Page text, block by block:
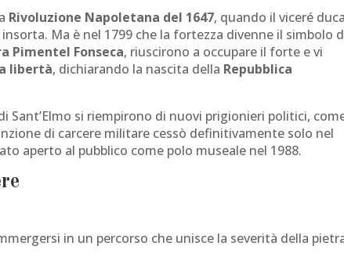
Rivoluzione Napoletana del 1647, quando il viceré duca
Ma è nel 1799 che la fortezza divenne il simbolo
Pimentel Fonseca, riuscirono a occupare il forte e vi
libertà, dichiarando la nascita della Repubblica
Sant’Elmo si riempirono di nuovi prigionieri politici,
di carcere militare cessò definitivamente solo nel
aperto al pubblico come polo museale nel 1988.
in un percorso che unisce la severità della